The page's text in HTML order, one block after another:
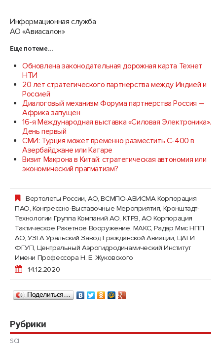
Информационная служба
АО «Авиасалон»
Еще по теме...
Обновлена законодательная дорожная карта Технет
НТИ
20 лет стратегического партнерства между Индией и
Россией
Диалоговый механизм Форума партнерства Россия –
Африка запущен
16-я Международная выставка «Силовая Электроника».
День первый
СМИ: Турция может временно разместить С-400 в
Азербайджане или Катаре
Визит Макрона в Китай: стратегическая автономия или
экономический прагматизм?
Вертолеты России, АО,ВСМПО-АВИСМА Корпорация
ПАО,Конгрессно-Выставочные Мероприятия, Кронштадт-
Технологии Группа Компаний АО, КТРВ, АО Корпорация
Тактическое Ракетное Вооружение, МАКС,Радар Ммс НПП
АО,УЗГА Уральский Завод Гражданской Авиации, ЦАГИ
ФГУП, Центральный Аэрогидродинамический Институт
Имени Профессора Н. Е. Жуковского
14.12.2020
Поделиться…
Рубрики
SCI.